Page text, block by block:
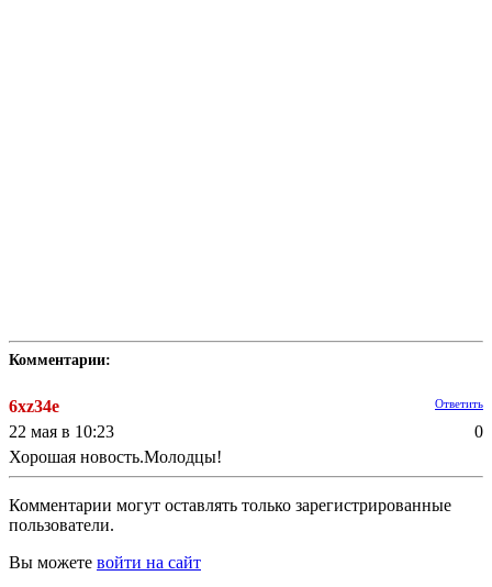
Комментарии:
6xz34e Ответить
0
22 мая в 10:23
Хорошая новость.Молодцы!
Комментарии могут оставлять только зарегистрированные
пользователи.
Вы можете войти на сайт